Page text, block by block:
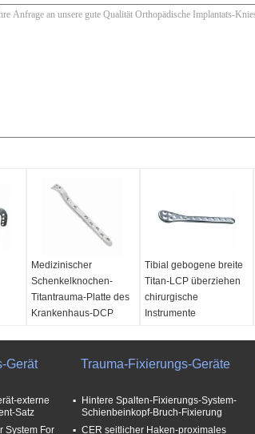
Medizinischer
Schenkelknochen-
Titantrauma-Platte des
Krankenhaus-DCP
Implantatsplatten
Schlüsselwörter:
Medizinische
Instrumente
Tibial gebogene breite
Titan-LCP überziehen
chirurgische
Instrumente
Gerät
externe
Satz
System For
Trauma-Fixierungs-Geräte
Hintere Spalten-Fixierungs-System-
Schienbeinkopf-Bruch-Fixierung
CER seitlicher Haken-proximales